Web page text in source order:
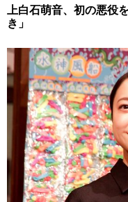
上白石萌音、初の悪役
き」